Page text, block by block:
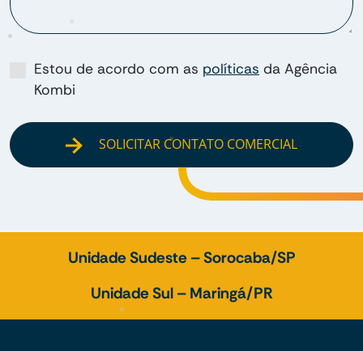
Estou de acordo com as políticas da Agência
Kombi
SOLICITAR CONTATO COMERCIAL
Unidade Sudeste – Sorocaba/SP
Unidade Sul – Maringá/PR